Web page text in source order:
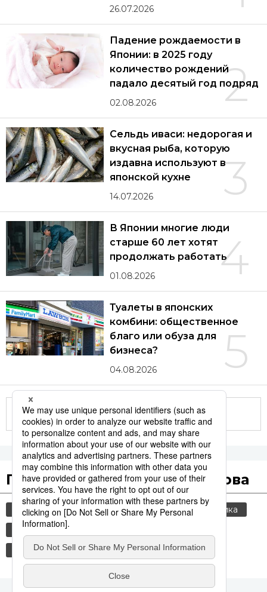
26.07.2026
2
Падение рождаемости в
Японии: в 2025 году
количество рождений
падало десятый год подряд
02.08.2026
3
Сельдь иваси: недорогая и
вкусная рыба, которую
издавна используют в
японской кухне
14.07.2026
4
В Японии многие люди
старше 60 лет хотят
продолжать работать
01.08.2026
5
Туалеты в японских
комбини: общественное
благо или обуза для
бизнеса?
04.08.2026
Другие статьи по теме
Популярные поисковые слова
общество культура jiji press
политика
история
россия
синкансэн транспорт